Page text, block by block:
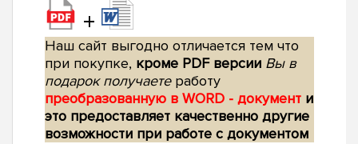
+
Наш сайт выгодно отличается тем что
при покупке, кроме PDF версии Вы в
подарок получаетеработу
преобразованную в WORD - документ и
это предоставляет качественно другие
возможности при работе с документом